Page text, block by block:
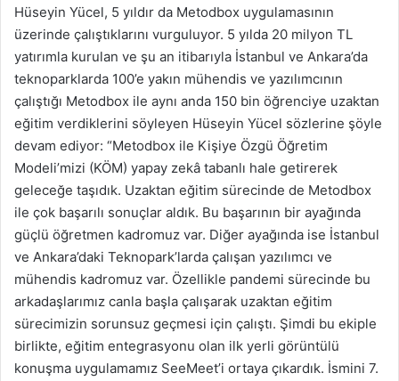
Hüseyin Yücel, 5 yıldır da Metodbox uygulamasının
üzerinde çalıştıklarını vurguluyor. 5 yılda 20 milyon TL
yatırımla kurulan ve şu an itibarıyla İstanbul ve Ankara’da
teknoparklarda 100’e yakın mühendis ve yazılımcının
çalıştığı Metodbox ile aynı anda 150 bin öğrenciye uzaktan
eğitim verdiklerini söyleyen Hüseyin Yücel sözlerine şöyle
devam ediyor: “Metodbox ile Kişiye Özgü Öğretim
Modeli’mizi (KÖM) yapay zekâ tabanlı hale getirerek
geleceğe taşıdık. Uzaktan eğitim sürecinde de Metodbox
ile çok başarılı sonuçlar aldık. Bu başarının bir ayağında
güçlü öğretmen kadromuz var. Diğer ayağında ise İstanbul
ve Ankara’daki Teknopark’larda çalışan yazılımcı ve
mühendis kadromuz var. Özellikle pandemi sürecinde bu
arkadaşlarımız canla başla çalışarak uzaktan eğitim
sürecimizin sorunsuz geçmesi için çalıştı. Şimdi bu ekiple
birlikte, eğitim entegrasyonu olan ilk yerli görüntülü
konuşma uygulamamız SeeMeet’i ortaya çıkardık. İsmini 7.